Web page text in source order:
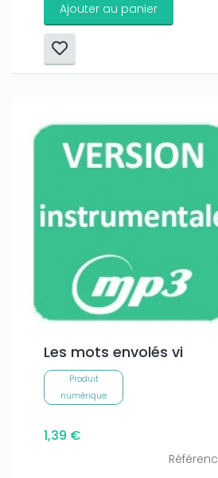
Ajouter au panier
Les mots envolés vi
Produit
numérique
1,39 €